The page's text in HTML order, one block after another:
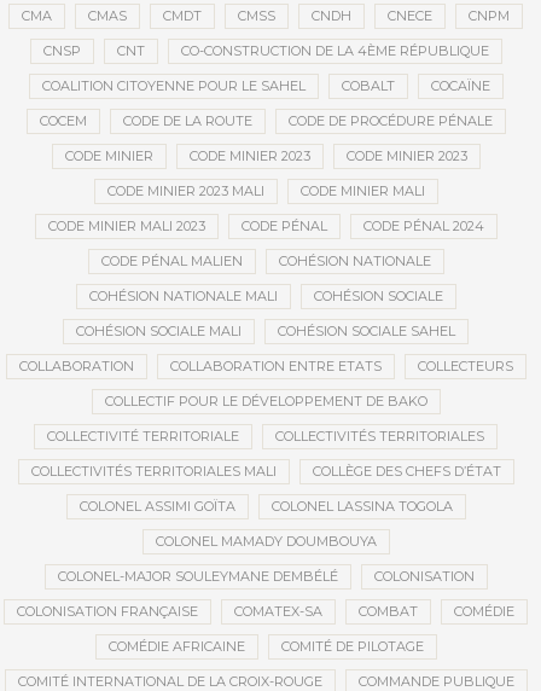
CMA CMAS CMDT CMSS CNDH CNECE CNPM
CNSP CNT CO-CONSTRUCTION DE LA 4ÈME RÉPUBLIQUE
COALITION CITOYENNE POUR LE SAHEL COBALT COCAÏNE
COCEM CODE DE LA ROUTE CODE DE PROCÉDURE PÉNALE
CODE MINIER CODE MINIER 2023 CODE MINIER 2023
CODE MINIER 2023 MALI CODE MINIER MALI
CODE MINIER MALI 2023 CODE PÉNAL CODE PÉNAL 2024
CODE PÉNAL MALIEN COHÉSION NATIONALE
COHÉSION NATIONALE MALI COHÉSION SOCIALE
COHÉSION SOCIALE MALI COHÉSION SOCIALE SAHEL
COLLABORATION COLLABORATION ENTRE ETATS COLLECTEURS
COLLECTIF POUR LE DÉVELOPPEMENT DE BAKO
COLLECTIVITÉ TERRITORIALE COLLECTIVITÉS TERRITORIALES
COLLECTIVITÉS TERRITORIALES MALI COLLÈGE DES CHEFS D’ÉTAT
COLONEL ASSIMI GOÏTA COLONEL LASSINA TOGOLA
COLONEL MAMADY DOUMBOUYA
COLONEL-MAJOR SOULEYMANE DEMBÉLÉ COLONISATION
COLONISATION FRANÇAISE COMATEX-SA COMBAT COMÉDIE
COMÉDIE AFRICAINE COMITÉ DE PILOTAGE
COMITÉ INTERNATIONAL DE LA CROIX-ROUGE COMMANDE PUBLIQUE